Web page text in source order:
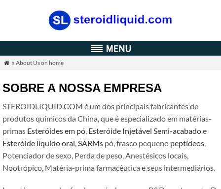
 » About Us on home
SOBRE A NOSSA EMPRESA
STEROIDLIQUID.COM é um dos principais fabricantes de
produtos químicos da China, que é especializado em matérias-
primas Esteróides em pó, Esteróide Injetável Semi-acabadoe
Esteróide líquido oral,SARMs pó, frasco pequeno peptídeos,
Potenciador de sexo, Perda de peso, Anestésicos locais,
Nootrópico, Matéria-prima farmacêutica e seus intermediários.